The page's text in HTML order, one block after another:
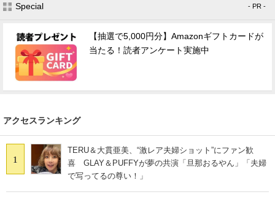
Special - PR -
【抽選で5,000円分】Amazonギフトカードが
当たる！読者アンケート実施中
アクセスランキング
1
TERU＆大貫亜美、“激レア夫婦ショット”にファン歓
喜 GLAY＆PUFFYが夢の共演「旦那おるやん」「夫婦
で写ってるの尊い！」